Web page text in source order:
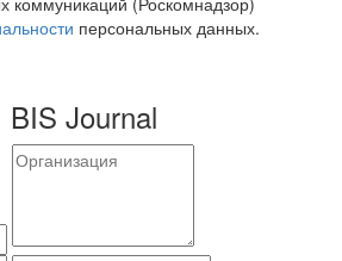
персональных данных.
BIS Journal